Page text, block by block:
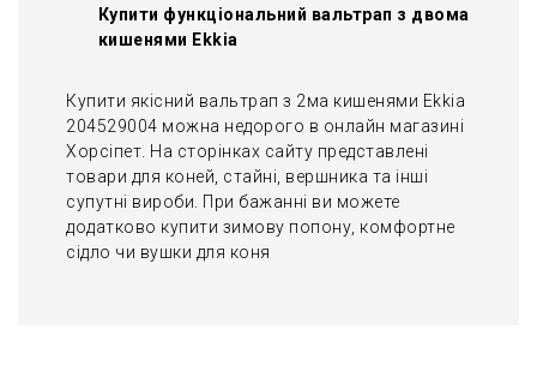
Купити функціональний вальтрап з двома
кишенями Ekkia
Купити якісний вальтрап з 2ма кишенями Ekkia
204529004 можна недорого в онлайн магазині
Хорсіпет. На сторінках сайту представлені
товари для коней, стайні, вершника та інші
супутні вироби. При бажанні ви можете
додатково купити зимову попону, комфортне
сідло чи вушки для коня